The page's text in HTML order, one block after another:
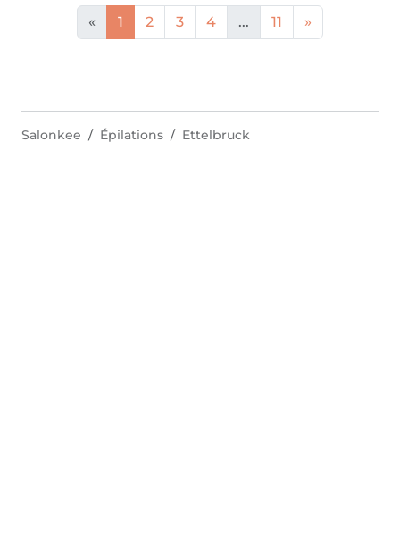
« 1 2 3 4 ... 11 »
Salonkee Épilations Ettelbruck